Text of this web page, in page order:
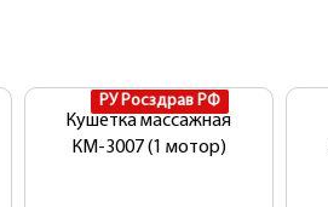
РУ Росздрав РФ
Кушетка массажная
КМ-3007 (1 мотор)